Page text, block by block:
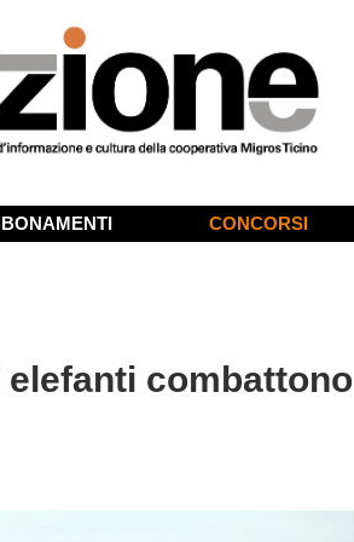
CONCORSI
elefanti combattono